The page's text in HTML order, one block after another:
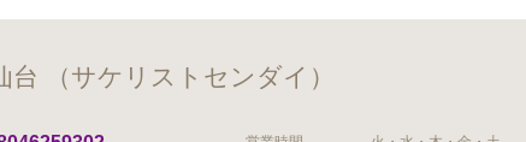
台 （サケリストセンダイ）